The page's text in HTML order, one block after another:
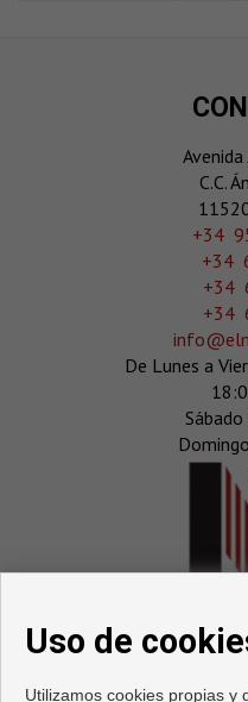
C.C.
‎+34
+34
+34
+34
De Lunes a
Uso de
Utilizamos cookies propias y